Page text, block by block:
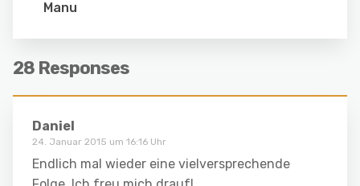
Manu
28 Responses
Daniel
24. Januar 2015 um 16:16 Uhr
Endlich mal wieder eine vielversprechende